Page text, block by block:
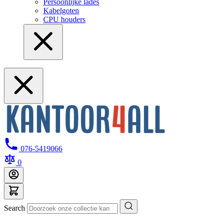
Persoonlijke lades
Kabelgoten
CPU houders
076-5419066
0
Search